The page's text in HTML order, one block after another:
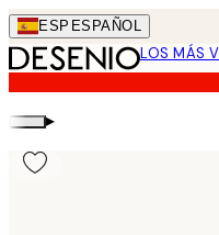
Skip
to
main
content.
ESP ESPAÑOL
LOS MÁS
▸